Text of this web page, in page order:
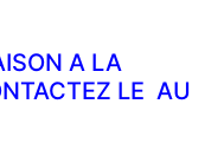
A LA
LE AU